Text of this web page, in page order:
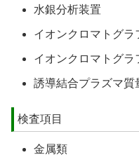
水銀分析装置
イオンクロマトグ
イオンクロマトグ
誘導結合プラズマ質
検査項目
金属類